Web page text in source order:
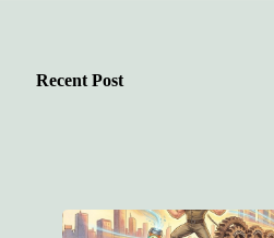
Recent Post